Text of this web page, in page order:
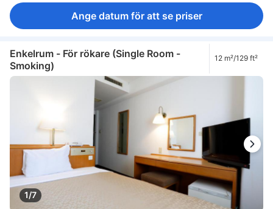
Ange datum för att se priser
Enkelrum - För rökare (Single Room -
Smoking)
12 m²/129 ft²
1/7